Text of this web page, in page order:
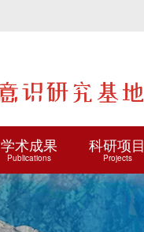
学术成果
Publications
科研项目
Projects